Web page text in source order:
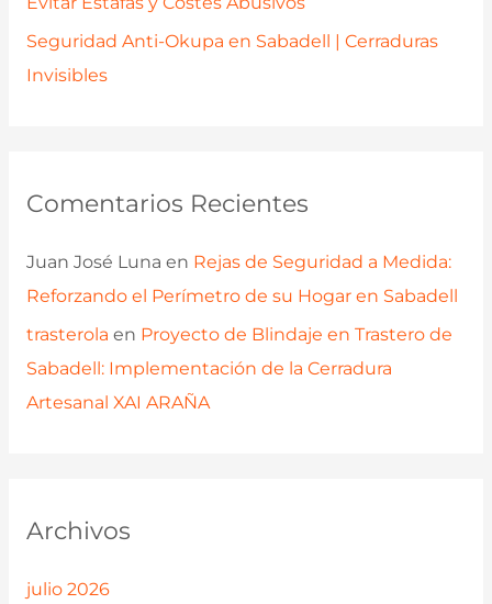
Seguridad Anti-Okupa en Sabadell | Cerraduras
Invisibles
Comentarios Recientes
Juan José Luna en Rejas de Seguridad a Medida:
Reforzando el Perímetro de su Hogar en Sabadell
trasterola en Proyecto de Blindaje en Trastero de
Sabadell: Implementación de la Cerradura
Artesanal XAI ARAÑA
Archivos
julio 2026